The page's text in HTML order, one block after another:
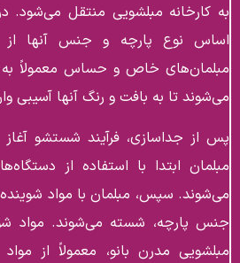
به کارخانه مبلشویی منتقل می‌شود.
اساس نوع پارچه و جنس آنها از
مبلمان‌های خاص و حساس معمولاً
می‌شوند تا به بافت و رنگ آنها آسیبی
پس از جداسازی، فرآیند شستشو
مبلمان ابتدا با استفاده از
می‌شوند. سپس، مبلمان با مواد
جنس پارچه، شسته می‌شوند. مواد
مبلشویی مدرن بانو، معمولاً از